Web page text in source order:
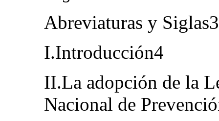
Abreviaturas y Siglas3
I.Introducción4
II.La adopción de la
Nacional de